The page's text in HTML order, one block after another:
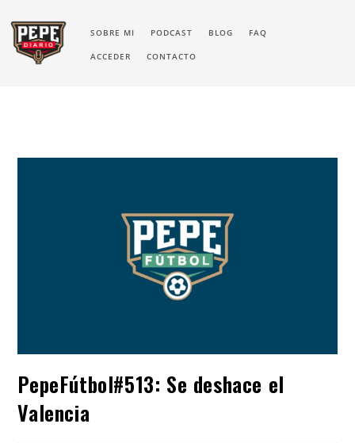
SOBRE MI PODCAST BLOG FAQ
ACCEDER CONTACTO
PepeFútbol#513: Se deshace el
Valencia